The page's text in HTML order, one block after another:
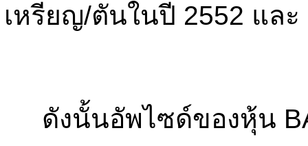
เหรียญ/ตันในปี 2552 แล
ดังนั้นอัพไซด์ของหุ้น